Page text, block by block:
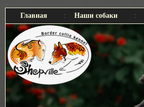
Главная Наши собаки